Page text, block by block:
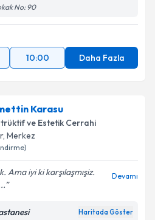
işlenmesine ilişkin
ve kişisel verilerimin belirtilen
kabul ediyorum.
No: 90
10:00 Daha Fazla
Karasu
ve Estetik Cerrahi
, Merkez
Ama iyi ki karşılaşmışiz.
Devamı
Haritada Göster